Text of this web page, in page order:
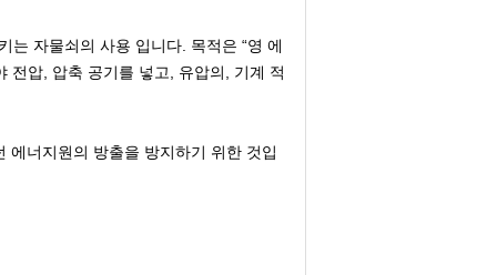
는 자물쇠의 사용 입니다. 목적은 “영 에
전압, 압축 공기를 넣고, 유압의, 기계 적
에너지원의 방출을 방지하기 위한 것입